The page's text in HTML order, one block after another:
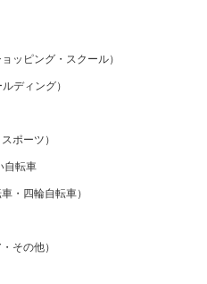
ッピング・スクール）
ディング）
ポーツ）
自転車
・四輪自転車）
その他）